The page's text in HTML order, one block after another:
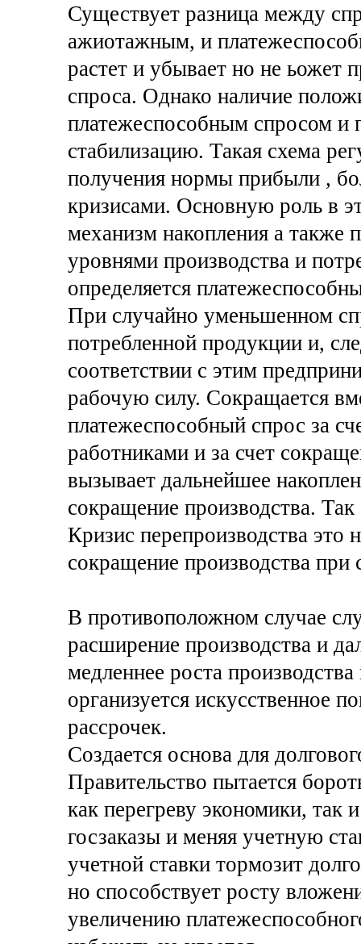
Существует разница между
ажиотажным, и
растет и убывает но не ьожет
спроса. Однако наличие
платежеспособным спросом и
стабилизацию. Такая схема
получения нормы прибыли ,
кризисами. Основную роль в
механизм накопления а также
уровнями производства и
определяется
При случайно уменьшенном
потребленной продукции и,
соответствии с этим
рабочую силу. Сокращается
платежеспособный спрос за
работниками и за счет
вызывает дальнейшее
сокращение производства. Так
Кризис перепроизводства это
сокращение производства
В противоположном случае
расширение производства и
медленнее роста
организуется искусственное
рассрочек.
Создается основа для
Правительство пытается
как перегреву экономики, так
госзаказы и меняя учетную
учетной ставки тормозит
но способствует росту
увеличению